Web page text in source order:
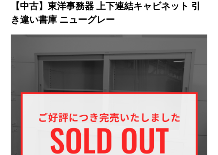
【中古】東洋事務器 上下連結キャビネット 引
き違い書庫 ニューグレー